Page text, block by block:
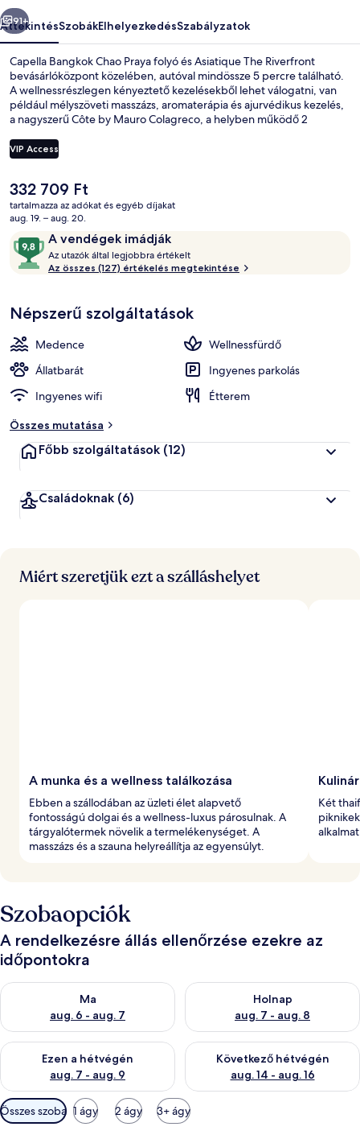
Következő
91+
ÁttekintésSzobákElhelyezkedésSzabályzatok
Capella Bangkok Chao Praya folyó és Asiatique The Riverfront
bevásárlóközpont közelében, autóval mindössze 5 percre található.
A wellnessrészlegen kényeztető kezelésekből lehet válogatni, van
például mélyszöveti masszázs, aromaterápia és ajurvédikus kezelés,
a nagyszerű Côte by Mauro Colagreco, a helyben működő 2
luxusszínvonalú hotel vendégei emellett a következőket is
élvezhetik: szabadtéri medence, bár/társalgó és 24 órában nyitva
híd buszmegálló csak 14 perc gyalog.
VIP Access
A
jelenlegi
ár
332 709 Ft
tartalmazza az adókat és egyéb díjakat
aug. 19. – aug. 20.
ÉrtékelésekA vendégek imádják
9,8
ennyiből:
10,
vendégek
imádják
Az utazók által legjobbra értékelt
z
t
z
ó
k
á
a
b
r
Az összes (127) értékelés megtekintése
Népszerű szolgáltatások
Medence
Wellnessfürdő
Állatbarát
Ingyenes parkolás
Ingyenes wifi
Étterem
Összes mutatása
Főbb szolgáltatások (12)
Családoknak (6)
Miért szeretjük ezt a szálláshelyet
A munka és a wellness találkozása
Ebben a szállodában az üzleti élet alapvető
fontosságú dolgai és a wellness-luxus párosulnak. A
tárgyalótermek növelik a termelékenységet. A
masszázs és a szauna helyreállítja az egyensúlyt.
Két
Szobaopciók
A rendelkezésre állás ellenőrzése ezekre az
időpontokra
Ma
aug. 6 - aug. 7
A ma esti rendelkezésre állás ellenőrzése: aug. 6 - aug. 7
Holnap
aug. 7 - aug. 8
A holnapi rendelkezésre állás
Ezen a hétvégén
aug. 7 - aug. 9
A mostani hétvégi rendelkezésre állás ellenőrzése: aug. 7 -
Következő hétvégén
aug. 14 - aug. 16
A következő hétvégi
Szobákhoz
rendelkezésre
Összes szoba 1 ágy 2 ágy 3+ ágy